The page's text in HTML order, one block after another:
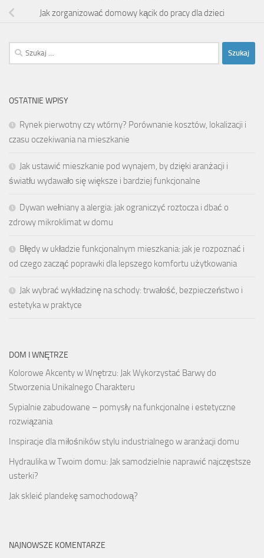
Jak zorganizować domowy kącik do pracy dla dzieci
Szukaj:
OSTATNIE WPISY
Rynek pierwotny czy wtórny? Porównanie kosztów, lokalizacji i
czasu oczekiwania na mieszkanie
Jak ustawić mieszkanie pod wynajem, by dzięki aranżacji i
światłu wydawało się większe i bardziej funkcjonalne
Dywan wełniany a alergia: jak ograniczyć roztocza i dbać o
zdrowy mikroklimat w domu
Błędy w układzie funkcjonalnym mieszkania: jak je rozpoznać i
od czego zacząć poprawki dla lepszego komfortu użytkowania
Jak wybrać wykładzinę na schody: trwałość, bezpieczeństwo i
estetyka w praktyce
DOM I WNĘTRZE
Kolorowe Akcenty w Wnętrzu: Jak Wykorzystać Barwy do
Stworzenia Unikalnego Charakteru
Sypialnie zabudowane – pomysły na funkcjonalne i estetyczne
rozwiązania
Inspiracje dla miłośników stylu industrialnego w aranżacji domu
Hydraulika w Twoim domu: Jak samodzielnie naprawić najczęstsze
usterki?
Jak skleić plandekę samochodową?
NAJNOWSZE KOMENTARZE